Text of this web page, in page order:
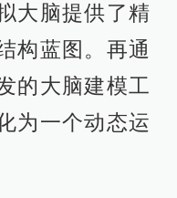
大脑提供了精
构蓝图。再通
的大脑建模工
为一个动态运